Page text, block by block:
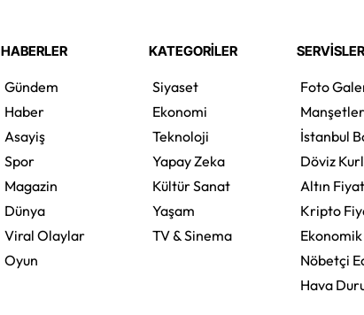
HABERLER
Gündem
Haber
Asayiş
Spor
Magazin
Dünya
Viral Olaylar
Oyun
KATEGORİLER
Siyaset
Ekonomi
Teknoloji
Yapay Zeka
Kültür Sanat
Yaşam
TV & Sinema
SERVİSLER
Foto
İstanbul
Döviz
Altın
Kripto
Nöbetçi
Hava